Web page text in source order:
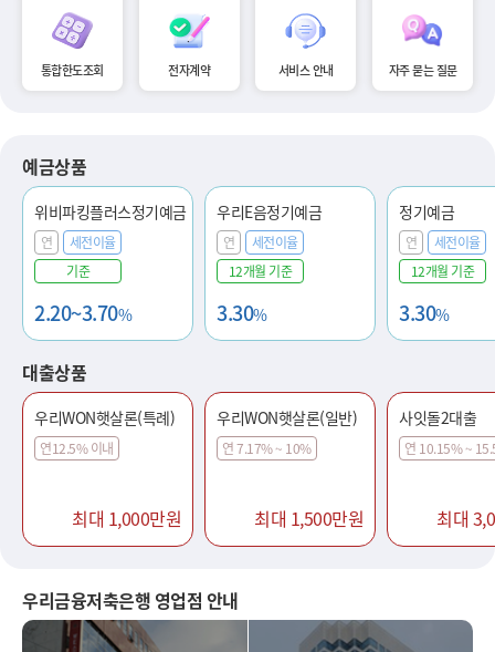
통합한도조회 전자계약 서비스 안내 자주 묻는 질문
예금상품
위비파킹플러스정기예금
연
세전이율
기준
2.20~3.70%
우리E음정기예금
연
세전이율
12개월 기준
3.30%
정기예금
연
세전이율
12개월 기준
3.30%
대출상품
우리WON햇살론(특례)
연12.5% 이내
최대 1,000만원
우리WON햇살론(일반)
연 7.17% ~ 10%
최대 1,500만원
사잇돌2대출
연 10.15% ~
최대
우리금융저축은행 영업점 안내